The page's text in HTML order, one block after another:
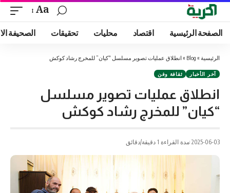
Aa
الصفحة الرئيسية اقتصاد محليات تحقيقات الصحيفة
الرئيسية »
Blog
» انطلاق عمليات تصوير مسلسل “كيان” للمخرج رشاد كوكش
آخر الأخبار ثقافة وفن
انطلاق عمليات تصوير مسلسل
“كيان” للمخرج رشاد كوكش
2025-06-03 مدة القراءة 1 دقيقة/دقائق